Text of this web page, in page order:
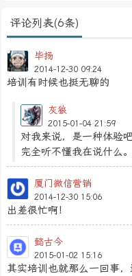
评论列表(6条)
毕扬
2014-12-30 09:24
培训有时候也挺无聊的
灰狼
2015-01-04 21:59
对我来说，是一种体验
完全听不懂我在说什么。
厦门微信营销
2014-12-30 15:06
出差很忙啊！
懿古今
2015-01-02 15:16
其实培训也就那么一回事